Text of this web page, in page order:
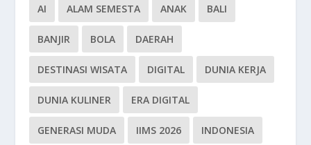
AI ALAM SEMESTA ANAK BALI
BANJIR BOLA DAERAH
DESTINASI WISATA DIGITAL DUNIA KERJA
DUNIA KULINER ERA DIGITAL
GENERASI MUDA IIMS 2026 INDONESIA